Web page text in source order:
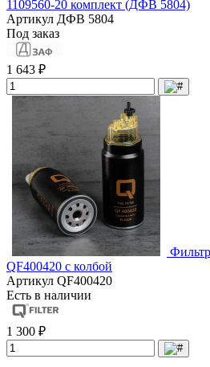
1109560-20 комплект (ДФВ 5804)
Артикул ДФВ 5804
Под заказ
1 643 ₽
QF400420 с колбой
Артикул QF400420
Есть в наличии
1 300 ₽